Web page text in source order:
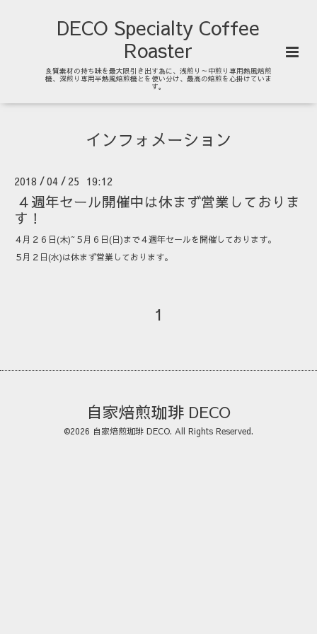
DECO Specialty Coffee
Roaster
良質素材の持ち味を最大限引き出す為に、浅煎り～中煎り専用熱風焙煎
機、深煎り専用半熱風焙煎機とを使い分け、最高の焙煎を心掛けていま
す。
インフォメーション
2018 /04 / 25 19:12
４週年セール開催中は休まず営業しておりま
す！
４月２６日(木)~５月６日(日)まで４週年セールを開催しております。
５月２日(水)は休まず営業しております。
1
自家焙煎珈琲 DECO
©2026 自家焙煎珈琲 DECO. All Rights Reserved.